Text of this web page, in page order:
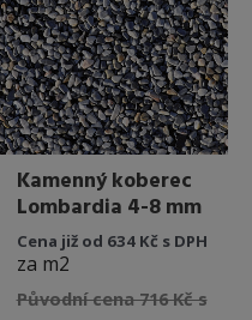
vybrat
na
stránce
Kamenný koberec
Lombardia 4-8 mm
Cena již od 634 Kč s DPH
za m2
Původní cena 716 Kč s